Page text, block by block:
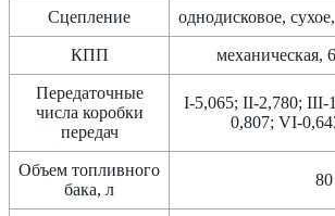
Сцепление однодисковое,
КПП механическая,
Передаточные
числа коробки
передач
I-5,065; II-2,780; III-
0,807; VI-
Объем топливного
бака, л
80